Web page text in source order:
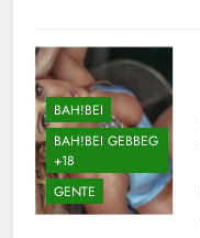
BAH!BEI
BAH!BEI GEBBEG
+18
GENTE